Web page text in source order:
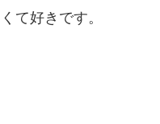
て好きです。